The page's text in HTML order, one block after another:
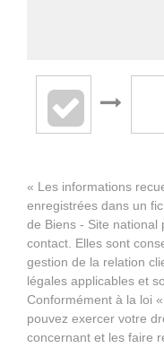
« Les informations
enregistrées dans un
de Biens - Site national
contact. Elles sont
gestion de la relation
légales applicables et
Conformément à la loi
pouvez exercer votre
concernant et les faire